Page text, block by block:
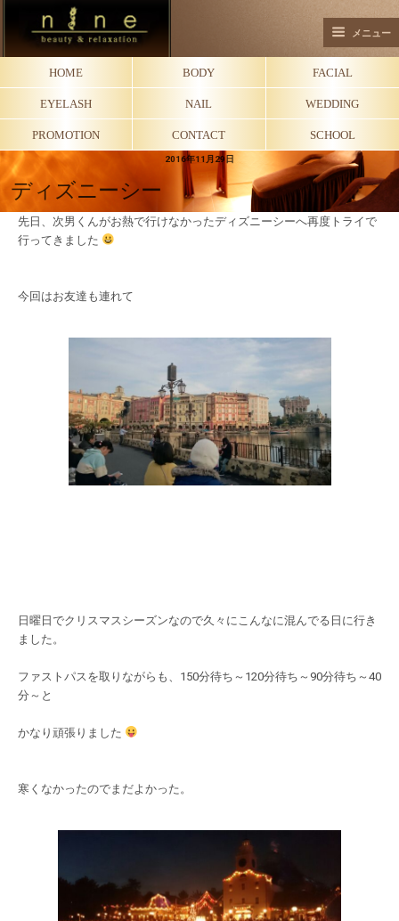
メニュー
HOME BODY FACIAL
EYELASH NAIL WEDDING
PROMOTION CONTACT SCHOOL
2016年11月29日
ディズニーシー
先日、次男くんがお熱で行けなかったディズニーシーへ再度トライで
行ってきました
今回はお友達も連れて
日曜日でクリスマスシーズンなので久々にこんなに混んでる日に行き
ました。
ファストパスを取りながらも、150分待ち～120分待ち～90分待ち～40
分～と
かなり頑張りました
寒くなかったのでまだよかった。